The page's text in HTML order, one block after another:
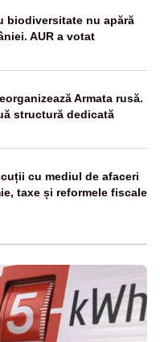
biodiversitate nu apără
AUR a votat
Armata rusă.
structură dedicată
cu mediul de afaceri
taxe și reformele fiscale